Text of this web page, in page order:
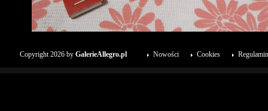
Copyright 2026 by GalerieAllegro.pl Regulamin
Cookies
Nowości